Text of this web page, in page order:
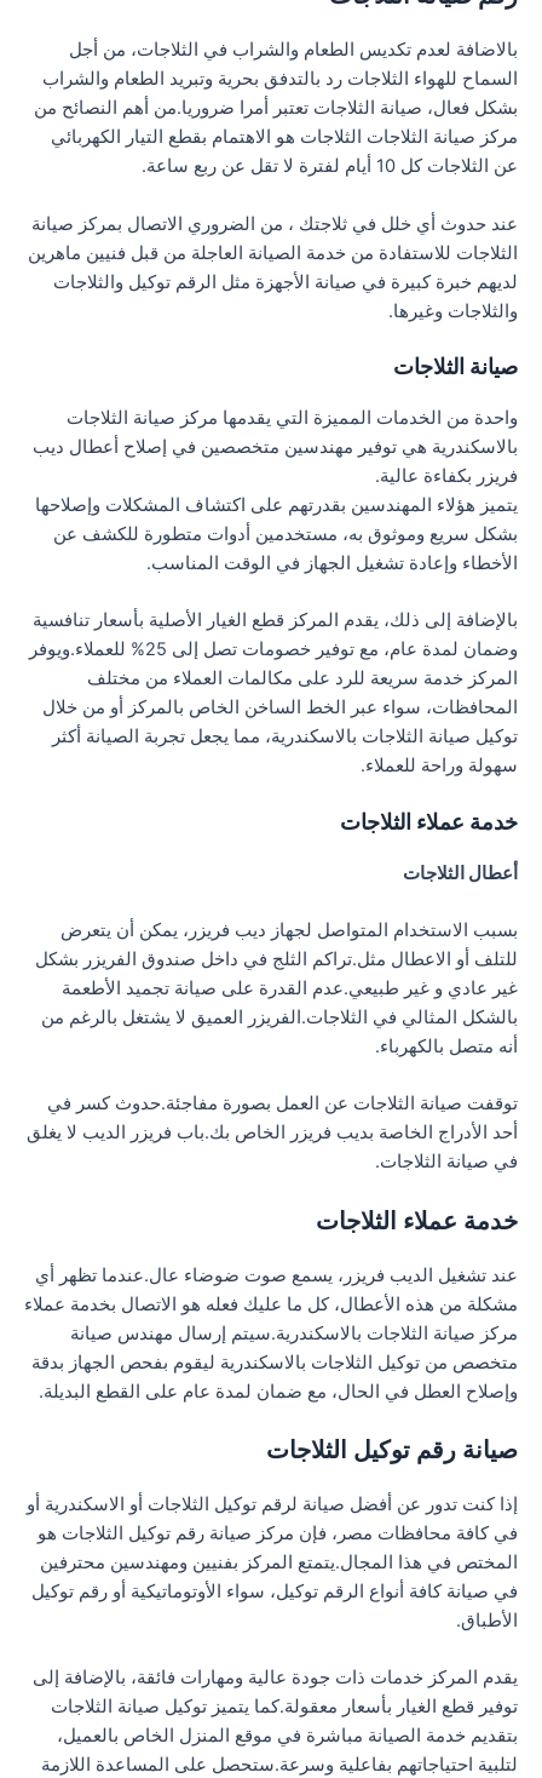
بالاضافة لعدم تكديس الطعام والشراب في الثلاجات، من أجل
السماح للهواء الثلاجات رد بالتدفق بحرية وتبريد الطعام والشراب
بشكل فعال، صيانة الثلاجات تعتبر أمرا ضروريا.من أهم النصائح من
مركز صيانة الثلاجات الثلاجات هو الاهتمام بقطع التيار الكهربائي
عن الثلاجات كل 10 أيام لفترة لا تقل عن ربع ساعة.
عند حدوث أي خلل في ثلاجتك ، من الضروري الاتصال بمركز صيانة
الثلاجات للاستفادة من خدمة الصيانة العاجلة من قبل فنيين ماهرين
لديهم خبرة كبيرة في صيانة الأجهزة مثل الرقم توكيل والثلاجات
والثلاجات وغيرها.
صيانة الثلاجات
واحدة من الخدمات المميزة التي يقدمها مركز صيانة الثلاجات
بالاسكندرية هي توفير مهندسين متخصصين في إصلاح أعطال ديب
فريزر بكفاءة عالية.
يتميز هؤلاء المهندسين بقدرتهم على اكتشاف المشكلات وإصلاحها
بشكل سريع وموثوق به، مستخدمين أدوات متطورة للكشف عن
الأخطاء وإعادة تشغيل الجهاز في الوقت المناسب.
بالإضافة إلى ذلك، يقدم المركز قطع الغيار الأصلية بأسعار تنافسية
وضمان لمدة عام، مع توفير خصومات تصل إلى 25% للعملاء.ويوفر
المركز خدمة سريعة للرد على مكالمات العملاء من مختلف
المحافظات، سواء عبر الخط الساخن الخاص بالمركز أو من خلال
توكيل صيانة الثلاجات بالاسكندرية، مما يجعل تجربة الصيانة أكثر
سهولة وراحة للعملاء.
خدمة عملاء الثلاجات
أعطال الثلاجات
بسبب الاستخدام المتواصل لجهاز ديب فريزر، يمكن أن يتعرض
للتلف أو الاعطال مثل.تراكم الثلج في داخل صندوق الفريزر بشكل
غير عادي و غير طبيعي.عدم القدرة على صيانة تجميد الأطعمة
بالشكل المثالي في الثلاجات.الفريزر العميق لا يشتغل بالرغم من
أنه متصل بالكهرباء.
توقفت صيانة الثلاجات عن العمل بصورة مفاجئة.حدوث كسر في
أحد الأدراج الخاصة بديب فريزر الخاص بك.باب فريزر الديب لا يغلق
في صيانة الثلاجات.
خدمة عملاء الثلاجات
عند تشغيل الديب فريزر، يسمع صوت ضوضاء عال.عندما تظهر أي
مشكلة من هذه الأعطال، كل ما عليك فعله هو الاتصال بخدمة عملاء
مركز صيانة الثلاجات بالاسكندرية.سيتم إرسال مهندس صيانة
متخصص من توكيل الثلاجات بالاسكندرية ليقوم بفحص الجهاز بدقة
وإصلاح العطل في الحال، مع ضمان لمدة عام على القطع البديلة.
صيانة رقم توكيل الثلاجات
إذا كنت تدور عن أفضل صيانة لرقم توكيل الثلاجات أو الاسكندرية أو
في كافة محافظات مصر، فإن مركز صيانة رقم توكيل الثلاجات هو
المختص في هذا المجال.يتمتع المركز بفنيين ومهندسين محترفين
في صيانة كافة أنواع الرقم توكيل، سواء الأوتوماتيكية أو رقم توكيل
الأطباق.
يقدم المركز خدمات ذات جودة عالية ومهارات فائقة، بالإضافة إلى
توفير قطع الغيار بأسعار معقولة.كما يتميز توكيل صيانة الثلاجات
بتقديم خدمة الصيانة مباشرة في موقع المنزل الخاص بالعميل،
لتلبية احتياجاتهم بفاعلية وسرعة.ستحصل على المساعدة اللازمة